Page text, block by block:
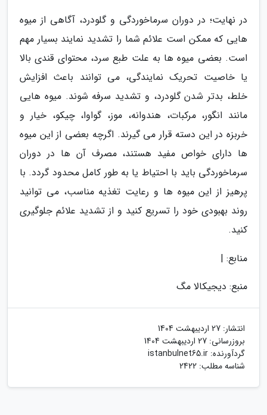
در نهایت؛ در دوران سرماخوردگی و گلودرد، آگاهی از میوه
هایی که ممکن است علائم شما را تشدید نمایند بسیار مهم
است. بعضی میوه ها به علت طبع سرد، محتوای قندی بالا
یا خاصیت تحریک نمایندگی، می توانند باعث افزایش
خلط، بدتر شدن گلودرد، و تشدید سرفه شوند. میوه هایی
مانند انگور، مرکبات، هندوانه، موز، گواوا، چیکو، خیار و
خربزه در این دسته قرار می گیرند. اگرچه بعضی از این میوه
ها دارای خواص مفید هستند، مصرف آن ها در دوران
سرماخوردگی باید با احتیاط یا به طور کامل محدود گردد. با
پرهیز از این میوه ها و رعایت تغذیه مناسب، می توانید
روند بهبودی خود را تسریع کنید و از تشدید علائم جلوگیری
کنید.
منابع: |
منبع: دیجیکالا مگ
انتشار: 27 اردیبهشت 1404
بروزرسانی: 27 اردیبهشت 1404
گردآورنده: istanbulnet65.ir
شناسه مطلب: 2422